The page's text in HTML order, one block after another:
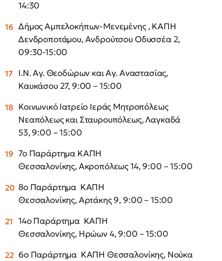
14:30
Δήμος Αμπελοκήπων-Μενεμένης , ΚΑΠΗ
Δενδροποτάμου, Ανδρούτσου Οδυσσέα 2,
09:30-15:00
Ι.Ν. Αγ. Θεοδώρων και Αγ. Αναστασίας,
Καυκάσου 27, 9:00 – 15:00
Κοινωνικό Ιατρείο Ιεράς Μητροπόλεως
Νεαπόλεως και Σταυρουπόλεως, Λαγκαδά
53, 9:00 – 15:00
7ο Παράρτημα ΚΑΠΗ
Θεσσαλονίκης, Ακροπόλεως 14, 9:00 – 15:00
8ο Παράρτημα ΚΑΠΗ
Θεσσαλονίκης, Αρτάκης 9, 9:00 – 15:00
14ο Παράρτημα ΚΑΠΗ
Θεσσαλονίκης, Ηρώων 4, 9:00 – 15:00
6ο Παράρτημα ΚΑΠΗ Θεσσαλονίκης, Νούκα